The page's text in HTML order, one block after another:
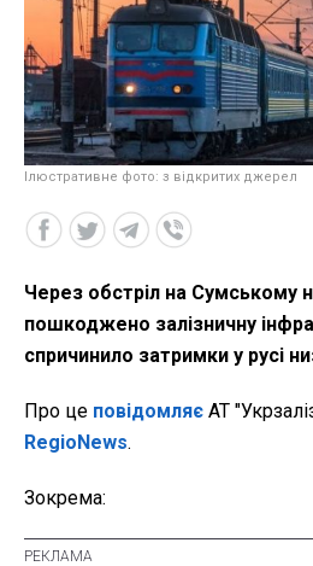
Ілюстративне фото: з відкритих джерел
Через обстріл на Сумському
пошкоджено залізничну
спричинило затримки у русі
Про це повідомляє АТ
RegioNews.
Зокрема: